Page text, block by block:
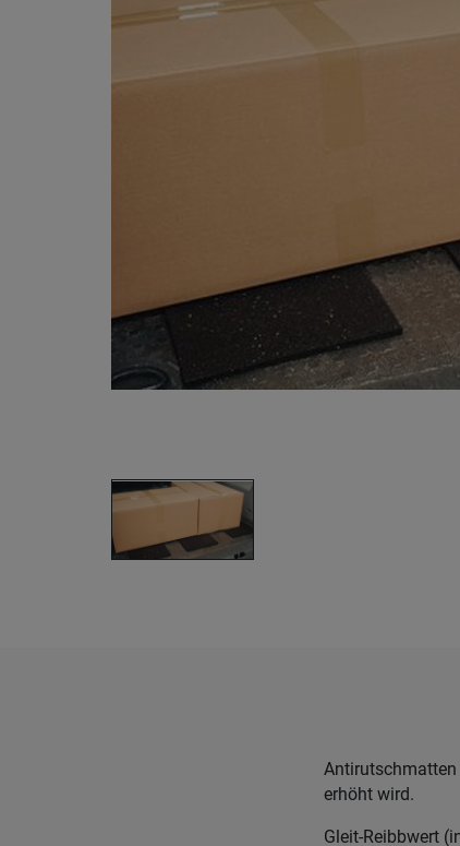
Antirutschmatten
erhöht wird.
Gleit-Reibbwert